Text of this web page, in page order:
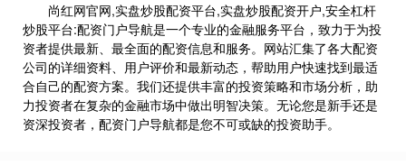
尚红网官网,实盘炒股配资平台,实盘炒股配资开户,安全杠杆
炒股平台:配资门户导航是一个专业的金融服务平台，致力于为投
资者提供最新、最全面的配资信息和服务。网站汇集了各大配资
公司的详细资料、用户评价和最新动态，帮助用户快速找到最适
合自己的配资方案。我们还提供丰富的投资策略和市场分析，助
力投资者在复杂的金融市场中做出明智决策。无论您是新手还是
资深投资者，配资门户导航都是您不可或缺的投资助手。